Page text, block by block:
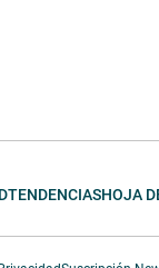
TENDENCIASHOJA